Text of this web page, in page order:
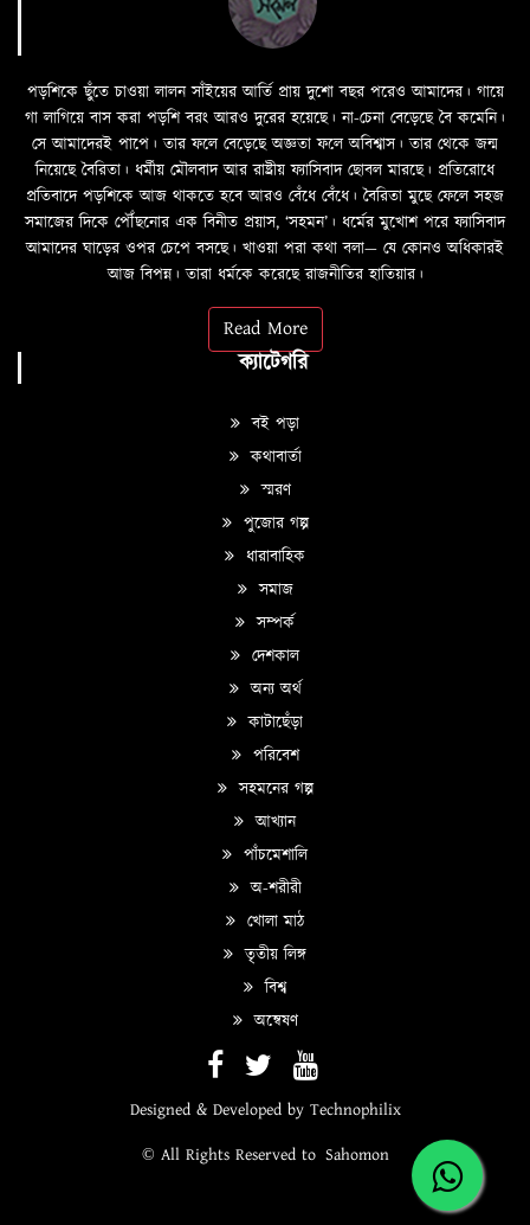
পড়শিকে ছুঁতে চাওয়া লালন সাঁইয়ের আর্তি প্রায় দুশো বছর পরেও আমাদের। গায়ে
গা লাগিয়ে বাস করা পড়শি বরং আরও দুরের হয়েছে। না-চেনা বেড়েছে বৈ কমেনি।
সে আমাদেরই পাপে। তার ফলে বেড়েছে অজ্ঞতা ফলে অবিশ্বাস। তার থেকে জন্ম
নিয়েছে বৈরিতা। ধর্মীয় মৌলবাদ আর রাষ্ট্রীয় ফ্যাসিবাদ ছোবল মারছে। প্রতিরোধে
প্রতিবাদে পড়শিকে আজ থাকতে হবে আরও বেঁধে বেঁধে। বৈরিতা মুছে ফেলে সহজ
সমাজের দিকে পৌঁছনোর এক বিনীত প্রয়াস, ‘সহমন’। ধর্মের মুখোশ পরে ফ্যাসিবাদ
আমাদের ঘাড়ের ওপর চেপে বসছে। খাওয়া পরা কথা বলা—­­ যে কোনও অধিকারই
আজ বিপন্ন। তারা ধর্মকে করেছে রাজনীতির হাতিয়ার।
Read More
ক্যাটেগরি
বই পড়া
কথাবার্তা
স্মরণ
পুজোর গল্প
ধারাবাহিক
সমাজ
সম্পর্ক
দেশকাল
অন্য অর্থ
কাটাছেঁড়া
পরিবেশ
সহমনের গল্প
আখ্যান
পাঁচমেশালি
অ-শরীরী
খোলা মাঠ
তৃতীয় লিঙ্গ
বিশ্ব
অন্বেষণ
Designed & Developed by Technophilix
© All Rights Reserved to Sahomon